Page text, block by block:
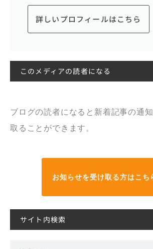
詳しいプロフィールはこちら
このメディアの読者になる
ブログの読者になると新着記事の通
取ることができます。
お知らせを受け取る方はこち
サイト内検索